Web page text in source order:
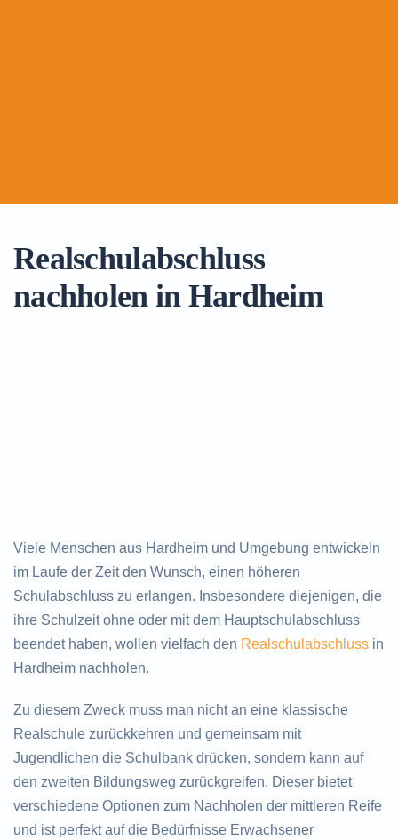
Realschulabschluss
nachholen in Hardheim
Viele Menschen aus Hardheim und Umgebung entwickeln
im Laufe der Zeit den Wunsch, einen höheren
Schulabschluss zu erlangen. Insbesondere diejenigen, die
ihre Schulzeit ohne oder mit dem Hauptschulabschluss
beendet haben, wollen vielfach den Realschulabschluss in
Hardheim nachholen.
Zu diesem Zweck muss man nicht an eine klassische
Realschule zurückkehren und gemeinsam mit
Jugendlichen die Schulbank drücken, sondern kann auf
den zweiten Bildungsweg zurückgreifen. Dieser bietet
verschiedene Optionen zum Nachholen der mittleren Reife
und ist perfekt auf die Bedürfnisse Erwachsener